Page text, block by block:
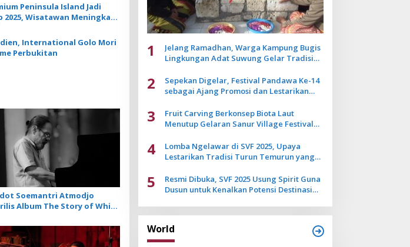
Peninsula Island Jadi
2025, Wisatawan Meningkat
International Golo Mori
Perbukitan
Soemantri Atmodjo
Album The Story of White
1
Jelang Ramadhan, Warga Kampung Bugis
Lingkungan Adat Suwung Gelar Tradisi
2
Sepekan Digelar, Festival Pandawa Ke-14
sebagai Ajang Promosi dan Lestarikan
3
Fruit Carving Berkonsep Biota Laut
Menutup Gelaran Sanur Village Festival
4
Lomba Ngelawar di SVF 2025, Upaya
Lestarikan Tradisi Turun Temurun yang
5
Resmi Dibuka, SVF 2025 Usung Spirit Guna
Dusun untuk Kenalkan Potensi Destinasi
World